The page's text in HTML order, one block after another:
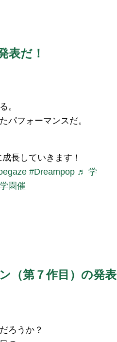
表だ！
。
パフォーマンスだ。
長していきます！
#Dreampop ♬ 学
園催
（第７作目）の発表
ろうか？